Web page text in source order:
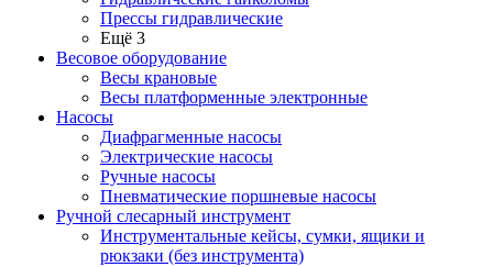
Прессы гидравлические
Ещё 3
Весовое оборудование
Весы крановые
Весы платформенные электронные
Насосы
Диафрагменные насосы
Электрические насосы
Ручные насосы
Пневматические поршневые насосы
Ручной слесарный инструмент
Инструментальные кейсы, сумки, ящики и
рюкзаки (без инструмента)